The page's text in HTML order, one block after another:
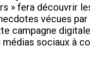
» fera découvrir
vécues
campagne
médias sociaux à